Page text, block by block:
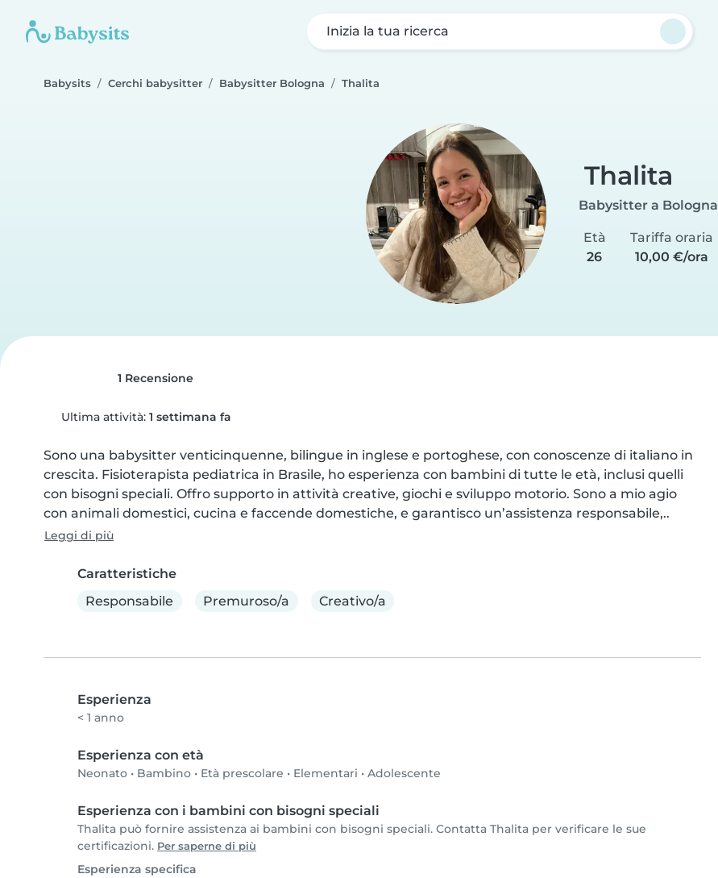
Inizia la tua ricerca
Babysits Cerchi babysitter Babysitter Bologna Thalita
Thalita
Babysitter a Bologna
Età
26
Tariffa oraria
10,00 €/ora
1 Recensione
Ultima attività: 1 settimana fa
Sono una babysitter venticinquenne, bilingue in inglese e portoghese, con conoscenze di italiano in
crescita. Fisioterapista pediatrica in Brasile, ho esperienza con bambini di tutte le età, inclusi quelli
con bisogni speciali. Offro supporto in attività creative, giochi e sviluppo motorio. Sono a mio agio
con animali domestici, cucina e faccende domestiche, e garantisco un’assistenza responsabile,..
Leggi di più
Caratteristiche
Responsabile
Premuroso/a Creativo/a
Esperienza
< 1 anno
Esperienza con età
Neonato • Bambino • Età prescolare • Elementari • Adolescente
Esperienza con i bambini con bisogni speciali
Thalita può fornire assistenza ai bambini con bisogni speciali. Contatta Thalita per verificare le sue
certificazioni. Per saperne di più
Esperienza specifica